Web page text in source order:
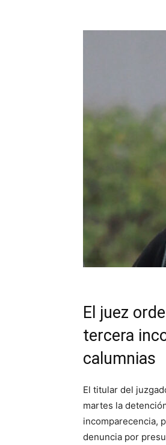
El juez
tercera
calumnias
El titular del
martes la
incomparecencia,
denuncia por